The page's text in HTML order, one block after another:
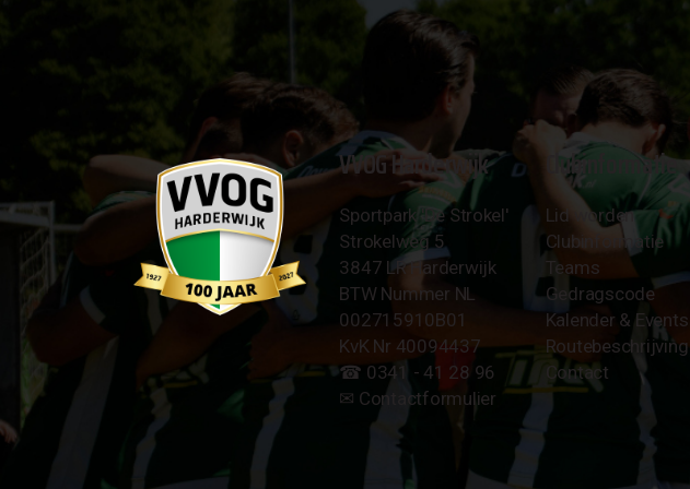
VVOG Harderwijk
Sportpark 'De Strokel'
Strokelweg 5
3847 LR Harderwijk
BTW Nummer NL
002715910B01
KvK Nr 40094437
☎︎ 0341 - 41 28 96
✉︎ Contactformulier
Clubinformatie
Lid worden
Clubinformatie
Teams
Gedragscode
Kalender & Events
Routebeschrijving
Contact